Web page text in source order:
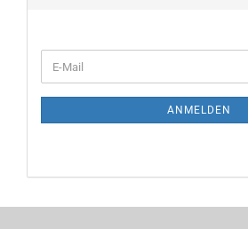
ANMELDEN